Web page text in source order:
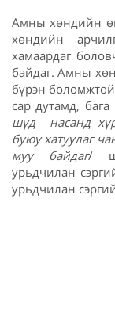
Амны хөндийн
хөндийн
хамаардаг
байдаг. Амны
бүрэн
сар дутамд,
шүд насанд
буюу хатуулаг
муу байдаг/
урьдчилан
урьдчилан